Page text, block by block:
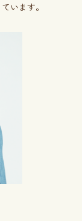
います。